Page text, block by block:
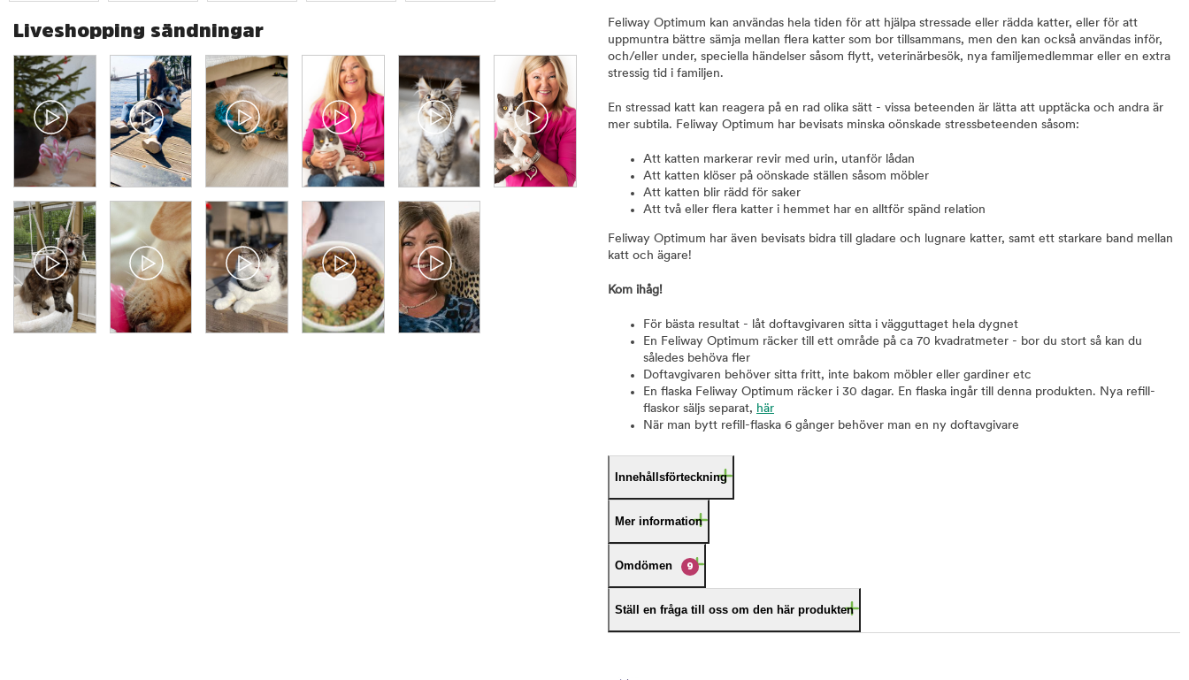
Liveshopping sändningar
Feliway Optimum kan användas hela tiden för att hjälpa stressade eller rädda katter, eller för att
uppmuntra bättre sämja mellan flera katter som bor tillsammans, men den kan också användas inför,
och/eller under, speciella händelser såsom flytt, veterinärbesök, nya familjemedlemmar eller en extra
stressig tid i familjen.
En stressad katt kan reagera på en rad olika sätt - vissa beteenden är lätta att upptäcka och andra är
mer subtila. Feliway Optimum har bevisats minska oönskade stressbeteenden såsom:
Att katten markerar revir med urin, utanför lådan
Att katten klöser på oönskade ställen såsom möbler
Att katten blir rädd för saker
Att två eller flera katter i hemmet har en alltför spänd relation
Feliway Optimum har även bevisats bidra till gladare och lugnare katter, samt ett starkare band mellan
katt och ägare!
Kom ihåg!
För bästa resultat - låt doftavgivaren sitta i vägguttaget hela dygnet
En Feliway Optimum räcker till ett område på ca 70 kvadratmeter - bor du stort så kan du
således behöva fler
Doftavgivaren behöver sitta fritt, inte bakom möbler eller gardiner etc
En flaska Feliway Optimum räcker i 30 dagar. En flaska ingår till denna produkten. Nya refill-
flaskor säljs separat, här
När man bytt refill-flaska 6 gånger behöver man en ny doftavgivare
Innehållsförteckning
Mer information
Omdömen 9
Ställ en fråga till oss om den här produkten